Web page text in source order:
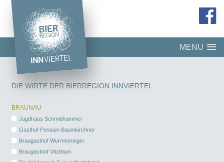
MENU
DIE WIRTE DER BIERREGION INNVIERTEL
BRAUNAU
Jagdhaus Schmidhammer
Gasthof Pension Baumkirchner
Braugasthof Wurmhöringer
Braugasthof Vitzthum